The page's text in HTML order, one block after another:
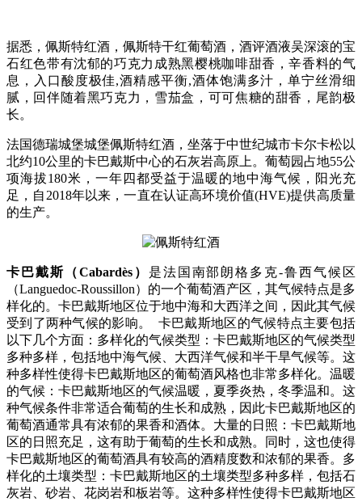
据悉，佩斯特红酒，佩斯特干红葡萄酒，酒评酒液吴深滚的宝
石红色带有沈郁的巧克力成熟黑樱桃咖啡甜香，辛香料的气
息，入口酸度极佳,酒精感平衡,酒体饱满多汁，单宁丝滑细
腻，回伴随着黑巧克力，雪茄盒，可可焦糖的甜香，尾韵极
长。
法国德瑞城堡城堡佩斯特红酒， 坐落于中世纪城市卡尔卡松以
北约10公里的卡巴戴斯中心的石灰岩高原上。葡萄园占地55公
项海拔180米，一年四都受益于温暖的地中海气候，阳光充
足，自2018年以来，一直在认证高环境价值(HVE)提供高质量
的生产。
卡巴戴斯（Cabardès） 是法国南部朗格多克-鲁西气候区
（Languedoc-Roussillon）的一个葡萄酒产区，其气候特点是多
样化的。卡巴戴斯地区位于地中海和大西洋之间，因此其气候
受到了两种气候的影响。 卡巴戴斯地区的气候特点主要包括
以下几个方面：多样化的气候类型：卡巴戴斯地区的气候类型
多种多样，包括地中海气候、大西洋气候和半干旱气候等。这
种多样性使得卡巴戴斯地区的葡萄酒风格也非常多样化。温暖
的气候：卡巴戴斯地区的气候温暖，夏季炎热，冬季温和。这
种气候条件非常适合葡萄的生长和成熟，因此卡巴戴斯地区的
葡萄酒通常具有浓郁的果香和酒体。大量的日照：卡巴戴斯地
区的日照充足，这有助于葡萄的生长和成熟。同时，这也使得
卡巴戴斯地区的葡萄酒具有较高的酒精度数和浓郁的果香。多
样化的土壤类型：卡巴戴斯地区的土壤类型多种多样，包括石
灰岩、砂岩、花岗岩和板岩等。这种多样性使得卡巴戴斯地区